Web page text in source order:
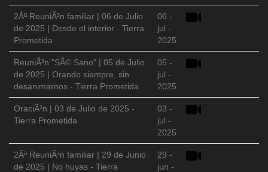
2Âª ReuniÃ³n familiar | 06 de Julio
de 2025 | Desde el interior - Tierra
Prometida
06 -
jul -
2025
ReuniÃ³n "SÃ© Sano" | 05 de Julio
de 2025 | Orando siempre, sin
desanimarnos - Tierra Prometida
05 -
jul -
2025
OraciÃ³n | 03 de Julio de 2025 -
Tierra Prometida
03 -
jul -
2025
2Âª ReuniÃ³n familiar | 29 de Junio
de 2025 | No huyas - Tierra
29 -
jun -